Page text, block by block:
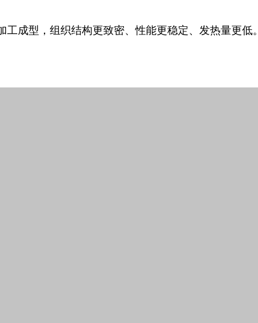
工成型，组织结构更致密、性能更稳定、发热量更低。